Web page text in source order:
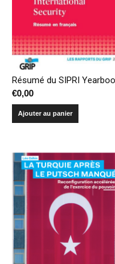
€0,00
Ajouter au panier